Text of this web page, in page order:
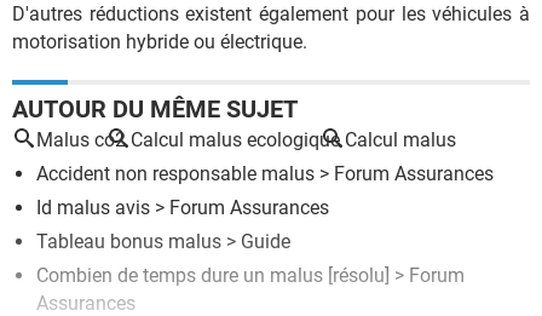
D'autres réductions existent également pour les véhicules à
motorisation hybride ou électrique.
AUTOUR DU MÊME SUJET
Malus co2 Calcul malus ecologique Calcul malus
Accident non responsable malus > Forum Assurances
Id malus avis > Forum Assurances
Tableau bonus malus > Guide
Combien de temps dure un malus [résolu] > Forum
Assurances